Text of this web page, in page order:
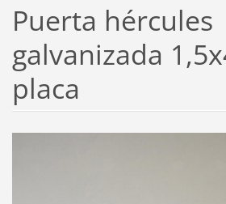
Puerta hércules
galvanizada
placa